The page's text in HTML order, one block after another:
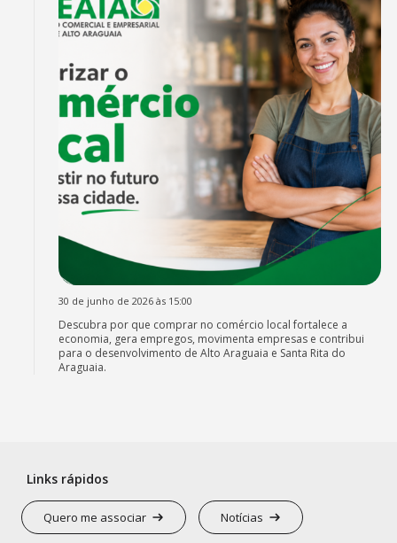
30 de junho de 2026 às 15:00
Descubra por que comprar no comércio local fortalece a
economia, gera empregos, movimenta empresas e contribui
para o desenvolvimento de Alto Araguaia e Santa Rita do
Araguaia.
Links rápidos
Quero me associar Notícias